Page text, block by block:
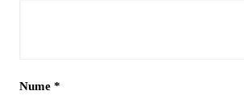
Nume *